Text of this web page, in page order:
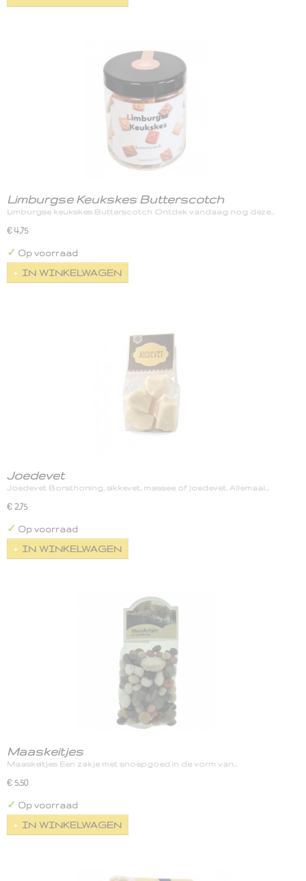
Limburgse Keukskes Butterscotch
Limburgse keukskes Butterscotch Ontdek vandaag nog deze…
€ 4,75
✓ Op voorraad
IN WINKELWAGEN
Joedevet
Joedevet Borsthoning, sikkevet, massee of joedevet. Allemaal…
€ 2,75
✓ Op voorraad
IN WINKELWAGEN
Maaskeitjes
Maaskeitjes Een zakje met snoepgoed in de vorm van…
€ 5,50
✓ Op voorraad
IN WINKELWAGEN